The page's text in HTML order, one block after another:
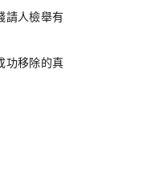
請人檢舉有
功移除的真